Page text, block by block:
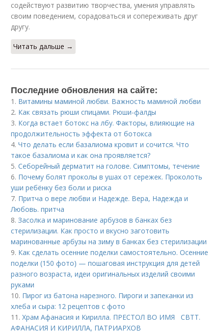
содействуют развитию творчества, умения управлять
своим поведением, сорадоваться и сопереживать друг
другу.
Читать дальше →
Последние обновления на сайте:
1. Витамины маминой любви. Важность маминой любви
2. Как связать рюши спицами. Рюши-фалды
3. Когда встает ботокс на лбу. Факторы, влияющие на
продолжительность эффекта от ботокса
4.Что делать если базалиома кровит и сочится. Что
такое базалиома и как она проявляется?
5.Себорейный дерматит на голове. Cимптомы, течение
6. Почему болят проколы в ушах от сережек. Проколоть
уши ребёнку без боли и риска
7. Притча о вере любви и Надежде. Вера, Надежда и
Любовь. притча
8.Засолка и маринование арбузов в банках без
стерилизации. Как просто и вкусно заготовить
маринованные арбузы на зиму в банках без стерилизации
9. Как сделать осенние поделки самостоятельно. Осенние
поделки (150 фото) — пошаговая инструкция для детей
разного возраста, идеи оригинальных изделий своими
руками
10. Пирог из батона нарезного. Пироги и запеканки из
хлеба и сыра: 12 рецептов с фото
11.Храм Афанасия и Кирилла. ПРЕСТОЛ ВО ИМЯ СВТТ.
АФАНАСИЯ И КИРИЛЛА, ПАТРИАРХОВ